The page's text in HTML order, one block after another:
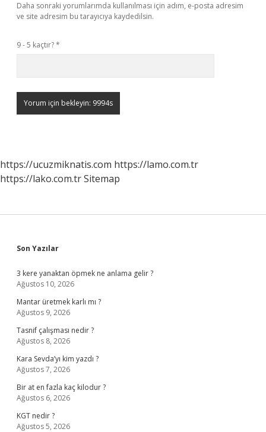
Daha sonraki yorumlarımda kullanılması için adım, e-posta adresim
ve site adresim bu tarayıcıya kaydedilsin.
9 - 5 kaçtır?*
https://ucuzmiknatis.com https://lamo.com.tr
https://lako.com.trSitemap
Sidebar
Son Yazılar
3 kere yanaktan öpmek ne anlama gelir ?
Ağustos 10, 2026
Mantar üretmek karlı mı ?
Ağustos 9, 2026
Tasnif çalışması nedir ?
Ağustos 8, 2026
Kara Sevda’yı kim yazdı ?
Ağustos 7, 2026
Bir at en fazla kaç kilodur ?
Ağustos 6, 2026
KGT nedir ?
Ağustos 5, 2026